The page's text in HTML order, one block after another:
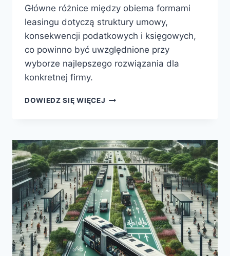
Główne różnice między obiema formami
leasingu dotyczą struktury umowy,
konsekwencji podatkowych i księgowych,
co powinno być uwzględnione przy
wyborze najlepszego rozwiązania dla
konkretnej firmy.
DOWIEDZ SIĘ WIĘCEJ LEASING
FINANSOWY
–
KTÓRY
WYBRAĆ?